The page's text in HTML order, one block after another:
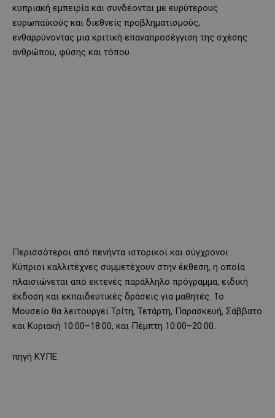
κυπριακή εμπειρία και συνδέονται με ευρύτερους
ευρωπαϊκούς και διεθνείς προβληματισμούς,
ενθαρρύνοντας μια κριτική επαναπροσέγγιση της σχέσης
ανθρώπου, φύσης και τόπου.
Περισσότεροι από πενήντα ιστορικοί και σύγχρονοι
Κύπριοι καλλιτέχνες συμμετέχουν στην έκθεση, η οποία
πλαισιώνεται από εκτενές παράλληλο πρόγραμμα, ειδική
έκδοση και εκπαιδευτικές δράσεις για μαθητές. Το
Μουσείο θα λειτουργεί Τρίτη, Τετάρτη, Παρασκευή, Σάββατο
και Κυριακή 10:00–18:00, και Πέμπτη 10:00–20:00.
πηγή ΚΥΠΕ